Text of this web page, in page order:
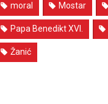
moral Mostar
Papa Benedikt XVI.
Žanić